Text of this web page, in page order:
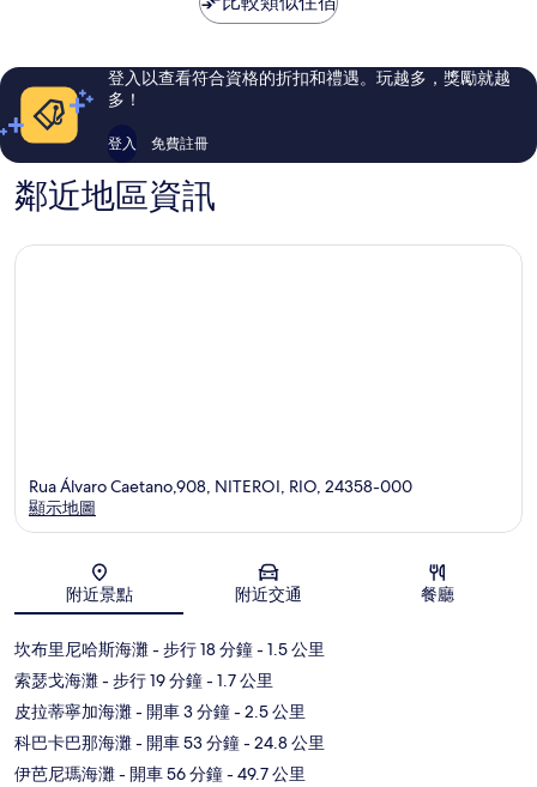
評
論
評
論
登入以查看符合資格的折扣和禮遇。玩越多，獎勵就越
多！
登入 免費註冊
鄰近地區資訊
地圖
Rua Álvaro Caetano,908, NITEROI, RIO, 24358-000
顯示地圖
附近景點 附近交通 餐廳
坎布里尼哈斯海灘- 步行 18 分鐘- 1.5 公里
索瑟戈海灘- 步行 19 分鐘- 1.7 公里
皮拉蒂寧加海灘- 開車 3 分鐘- 2.5 公里
科巴卡巴那海灘- 開車 53 分鐘- 24.8 公里
伊芭尼瑪海灘- 開車 56 分鐘- 49.7 公里